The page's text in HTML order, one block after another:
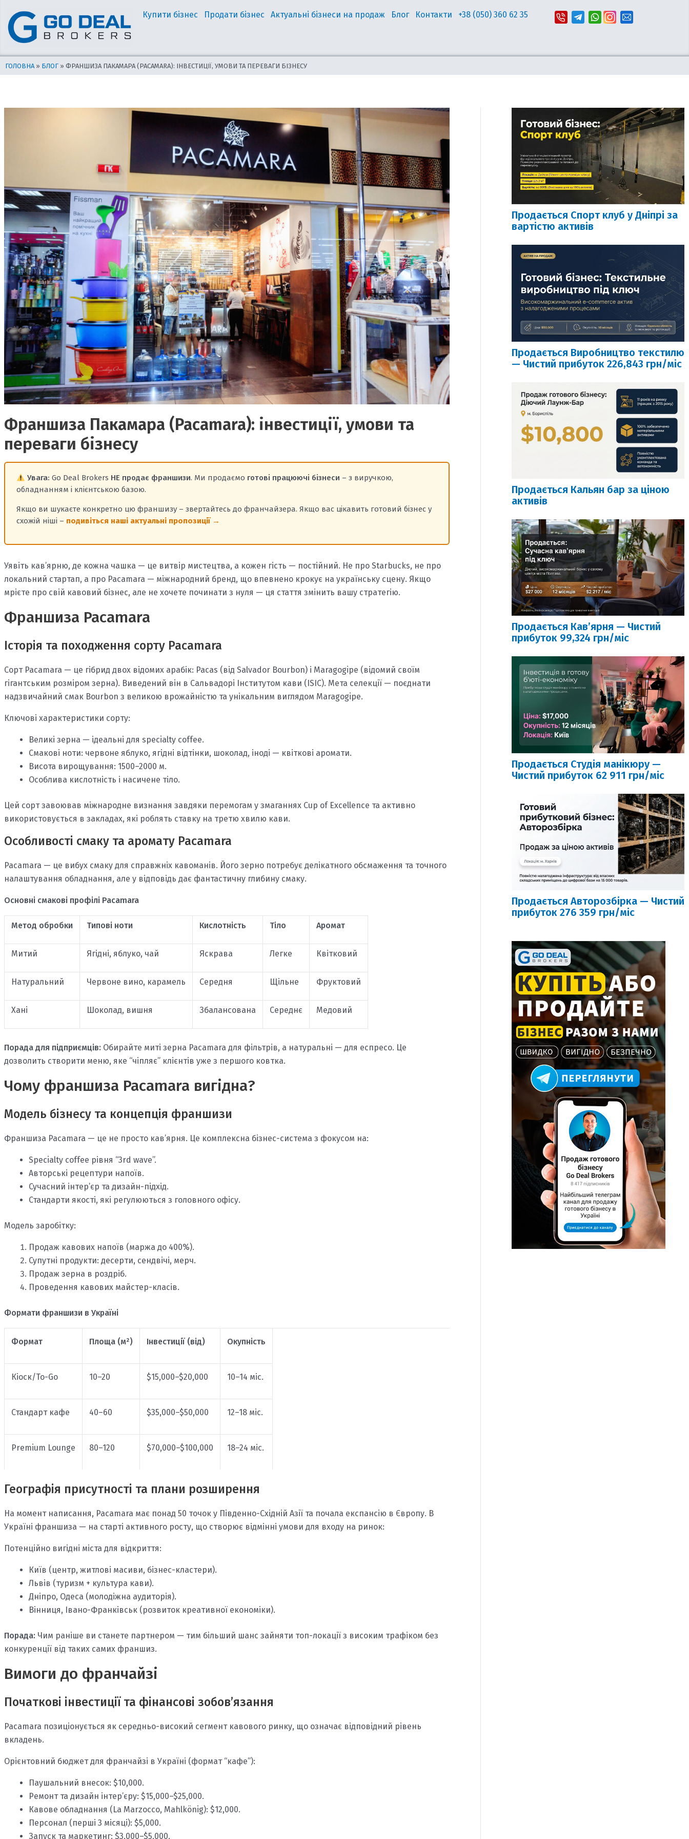
вмісту
Купити бізнес Продати бізнес Актуальні бізнеси на продаж Блог Контакти +38 (050) 360 62 35
ГОЛОВНА » БЛОГ » ФРАНШИЗА ПАКАМАРА (PACAMARA): ІНВЕСТИЦІЇ, УМОВИ ТА ПЕРЕВАГИ БІЗНЕСУ
Франшиза Пакамара (Pacamara): інвестиції, умови та
переваги бізнесу
Увага: Go Deal Brokers НЕ продає франшизи. Ми продаємо готові працюючі бізнеси – з виручкою,
обладнанням і клієнтською базою.
Якщо ви шукаєте конкретно цю франшизу – звертайтесь до франчайзера. Якщо вас цікавить готовий бізнес у
схожій ніші – подивіться наші актуальні пропозиції →
Уявіть кав’ярню, де кожна чашка — це витвір мистецтва, а кожен гість — постійний. Не про Starbucks, не про
локальний стартап, а про Pacamara — міжнародний бренд, що впевнено крокує на українську сцену. Якщо
мрієте про свій кавовий бізнес, але не хочете починати з нуля — ця стаття змінить вашу стратегію.
Франшиза Pacamara
Історія та походження сорту Pacamara
Сорт Pacamara — це гібрид двох відомих арабік: Pacas (від Salvador Bourbon) і Maragogipe (відомий своїм
гігантським розміром зерна). Виведений він в Сальвадорі Інститутом кави (ISIC). Мета селекції — поєднати
надзвичайний смак Bourbon з великою врожайністю та унікальним виглядом Maragogipe.
Ключові характеристики сорту:
Великі зерна — ідеальні для specialty coffee.
Смакові ноти: червоне яблуко, ягідні відтінки, шоколад, іноді — квіткові аромати.
Висота вирощування: 1500–2000 м.
Особлива кислотність і насичене тіло.
Цей сорт завоював міжнародне визнання завдяки перемогам у змаганнях Cup of Excellence та активно
використовується в закладах, які роблять ставку на третю хвилю кави.
Особливості смаку та аромату Pacamara
Pacamara — це вибух смаку для справжніх кавоманів. Його зерно потребує делікатного обсмаження та точного
налаштування обладнання, але у відповідь дає фантастичну глибину смаку.
Основні смакові профілі Pacamara
Метод обробки Типові ноти Кислотність Тіло Аромат
Митий Ягідні, яблуко, чай Яскрава Легке Квітковий
Натуральний Червоне вино, карамель Середня Щільне Фруктовий
Хані Шоколад, вишня Збалансована Середнє Медовий
Порада для підприємців: Обирайте миті зерна Pacamara для фільтрів, а натуральні — для еспресо. Це
дозволить створити меню, яке “чіпляє” клієнтів уже з першого ковтка.
Чому франшиза Pacamara вигідна?
Модель бізнесу та концепція франшизи
Франшиза Pacamara — це не просто кав’ярня. Це комплексна бізнес-система з фокусом на:
Specialty coffee рівня “3rd wave”.
Авторські рецептури напоїв.
Сучасний інтер’єр та дизайн-підхід.
Стандарти якості, які регулюються з головного офісу.
Модель заробітку:
Продаж кавових напоїв (маржа до 400%).
Супутні продукти: десерти, сендвічі, мерч.
Продаж зерна в роздріб.
Проведення кавових майстер-класів.
Формати франшизи в Україні
Формат Площа (м²) Інвестиції (від) Окупність
Кіоск/To-Go 10–20 $15,000–$20,000 10–14 міс.
Стандарт кафе 40–60 $35,000–$50,000 12–18 міс.
Premium Lounge 80–120 $70,000–$100,000 18–24 міс.
Географія присутності та плани розширення
На момент написання, Pacamara має понад 50 точок у Південно-Східній Азії та почала експансію в Європу. В
Україні франшиза — на старті активного росту, що створює відмінні умови для входу на ринок:
Потенційно вигідні міста для відкриття:
Київ (центр, житлові масиви, бізнес-кластери).
Львів (туризм + культура кави).
Дніпро, Одеса (молодіжна аудиторія).
Вінниця, Івано-Франківськ (розвиток креативної економіки).
Порада: Чим раніше ви станете партнером — тим більший шанс зайняти топ-локації з високим трафіком без
конкуренції від таких самих франшиз.
Вимоги до франчайзі
Початкові інвестиції та фінансові зобов’язання
Pacamara позиціонується як середньо-високий сегмент кавового ринку, що означає відповідний рівень
вкладень.
Орієнтовний бюджет для франчайзі в Україні (формат “кафе”):
Паушальний внесок: $10,000.
Ремонт та дизайн інтер’єру: $15,000–$25,000.
Кавове обладнання (La Marzocco, Mahlkönig): $12,000.
Персонал (перші 3 місяці): $5,000.
Запуск та маркетинг: $3,000–$5,000.
по
запису
Продається Спорт клуб у Дніпрі за
вартістю активів
Продається Виробництво текстилю
— Чистий прибуток 226,843 грн/міс
Продається Кальян бар за ціною
активів
Продається Кавʼярня — Чистий
прибуток 99,324 грн/міс
Продається Студія манікюру —
Чистий прибуток 62 911 грн/міс
Продається Авторозбірка — Чистий
прибуток 276 359 грн/міс